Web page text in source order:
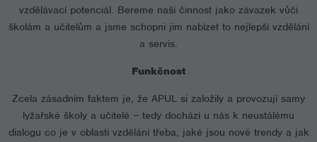
vzdělávací potenciál. Bereme naši činnost jako závazek vůči
školám a učitelům a jsme schopni jim nabízet to nejlepší vzdělání
a servis.
Funkčnost
Zcela zásadním faktem je, že APUL si založily a provozují samy
lyžařské školy a učitelé – tedy dochází u nás k neustálému
dialogu co je v oblasti vzdělání třeba, jaké jsou nové trendy a jak